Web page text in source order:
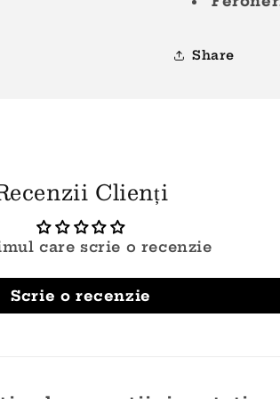
Share
Clienți
care scrie o recenzie
Scrie o recenzie